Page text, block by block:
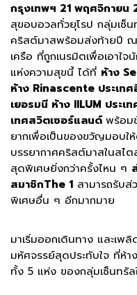
กรุงเทพฯ 21 พฤศจิกายน
สุขอบอวลทั่วยุโรป กลุ่มเซ็
คริสต์มาสพร้อมส่งท้ายปี ณ
เครือ ที่ถูกเนรมิตเพื่อเอาใ
แห่งความสุขนี้ ได้ที่ ห้าง
ห้าง Rinascente ประเทศ
เยอรมนี ห้าง IILUM ประเ
เทศสวิตเซอร์แลนด์ พร้อม
ยากเพื่อเป็นของขวัญมอบใ
บรรยากาศคริสต์มาสในสไ
สุดพิเศษยิ่งกว่าครั้งไหน ๆ
สมาชิกThe 1 สามารถรับ
พิเศษอื่น ๆ อีกมากมาย
มาเริ่มออกเดินทาง และเพ
มหัศจรรย์สุดประทับใจ ที่ห้
ทั้ง 5 แห่ง ของกลุ่มเซ็นทรั